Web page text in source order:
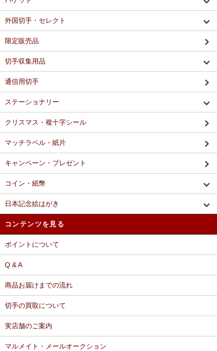
外国切手・セレクト
限定販売品
切手収集用品
通信用切手
ステーショナリー
クリスマス・複十字シール
マッチラベル・紙片
キャンペーン・プレゼント
コイン・紙幣
日本記念絵はがき
コンテンツを見る
ポイントについて
Q & A
商品お届けまでの流れ
切手の買取について
実店舗のご案内
マルメイト・メールオークション